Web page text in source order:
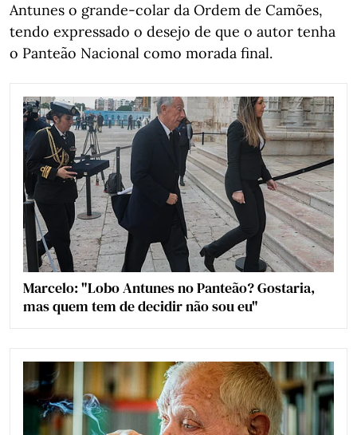
Antunes o grande-colar da Ordem de Camões,
tendo expressado o desejo de que o autor tenha
o Panteão Nacional como morada final.
Marcelo: "Lobo Antunes no Panteão? Gostaria,
mas quem tem de decidir não sou eu"